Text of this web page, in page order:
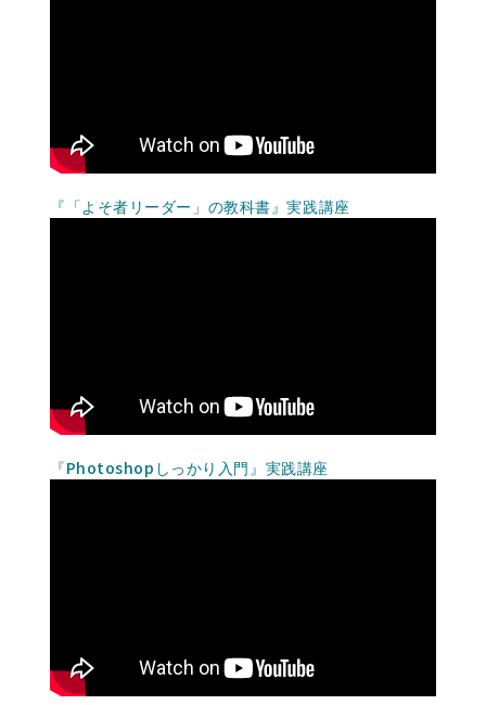
『「よそ者リーダー」の教科書』実践講座
『Photoshopしっかり入門』実践講座